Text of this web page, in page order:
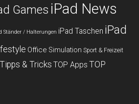
Games iPad News
Ständer / Halterungen iPad Taschen iPad
Office Simulation Sport & Freizeit
Tipps & Tricks TOP Apps TOP